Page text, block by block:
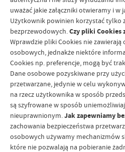
uważać jakie załączniki otwieramy i w
Użytkownik powinien korzystać tylko
bezprzewodowych. Czy pliki Cookies
Wprawdzie pliki Cookies nie
osobowych, jednakże niektóre
Cookies np. preferencje, mogą być
Dane osobowe pozyskiwane przy
przetwarzane, jedynie w celu
na rzecz użytkownika w sposób
są szyfrowane w sposób
nieuprawnionym. Jak zapewniamy
zachowania bezpieczeństwa
osobowych używamy mechanizmów
które nie pozwalają na pobieranie